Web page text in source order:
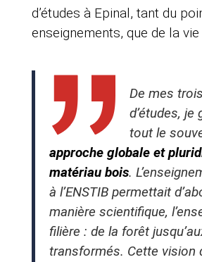
d’études à Epinal, tant du
enseignements, que de la vie
De mes
d’études, je
tout le
approche globale et
matériau bois.
à l’ENSTIB permettait
manière scientifique,
filière : de la forêt
transformés. Cette vision